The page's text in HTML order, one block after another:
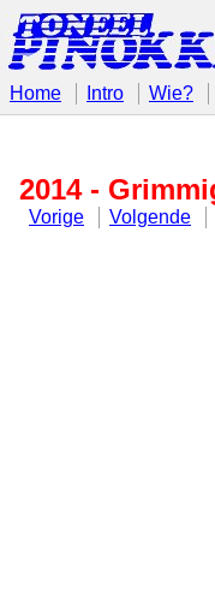
Home Intro Wie?
2014 -
Vorige Volgende